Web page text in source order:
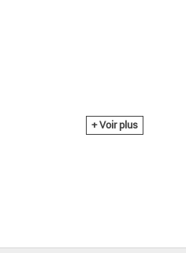
+ Voir plus